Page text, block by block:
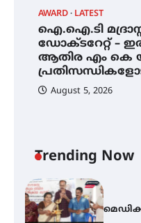
AWARD LATEST
ഐ.ഐ.ടി
ഡോക്ടറേറ്റ് –
ആതിര എം കെ
August 5, 2026
Trending Now
നേട്ടം
തായ്